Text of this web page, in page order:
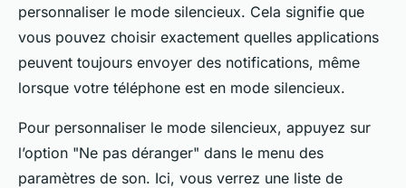
personnaliser le mode silencieux. Cela signifie que
vous pouvez choisir exactement quelles applications
peuvent toujours envoyer des notifications, même
lorsque votre téléphone est en mode silencieux.
Pour personnaliser le mode silencieux, appuyez sur
l’option "Ne pas déranger" dans le menu des
paramètres de son. Ici, vous verrez une liste de